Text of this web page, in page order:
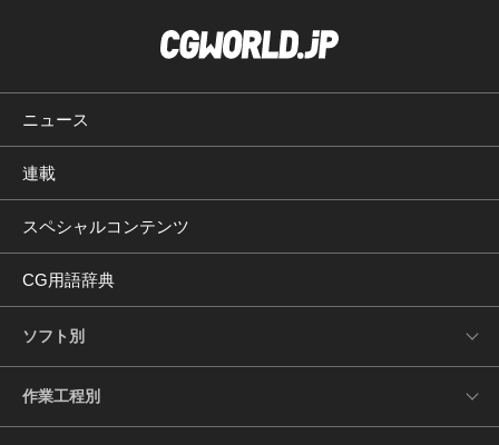
ニュース
連載
スペシャルコンテンツ
CG用語辞典
ソフト別
作業工程別